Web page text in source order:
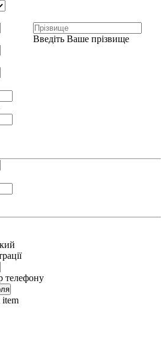
Введіть Ваше прізвище
телефону